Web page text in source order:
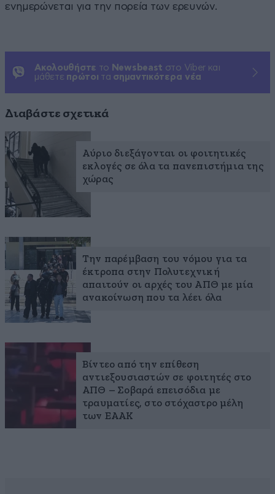
ενημερώνεται για την πορεία των ερευνών.
Ακολουθήστε το Newsbeast στο Viber και
μάθετε πρώτοι τα σημαντικότερα νέα
Διαβάστε σχετικά
Αύριο διεξάγονται οι φοιτητικές
εκλογές σε όλα τα πανεπιστήμια της
χώρας
Την παρέμβαση του νόμου για τα
έκτροπα στην Πολυτεχνική
απαιτούν οι αρχές του ΑΠΘ με μία
ανακοίνωση που τα λέει όλα
Βίντεο από την επίθεση
αντιεξουσιαστών σε φοιτητές στο
ΑΠΘ – Σοβαρά επεισόδια με
τραυματίες, στο στόχαστρο μέλη
των ΕΑΑΚ